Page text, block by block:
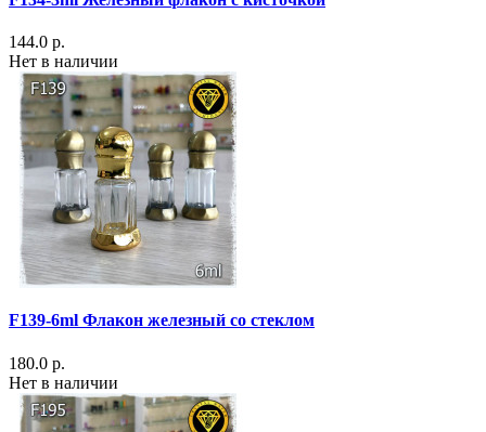
144.0 р.
Нет в наличии
F139-6ml Флакон железный со стеклом
180.0 р.
Нет в наличии